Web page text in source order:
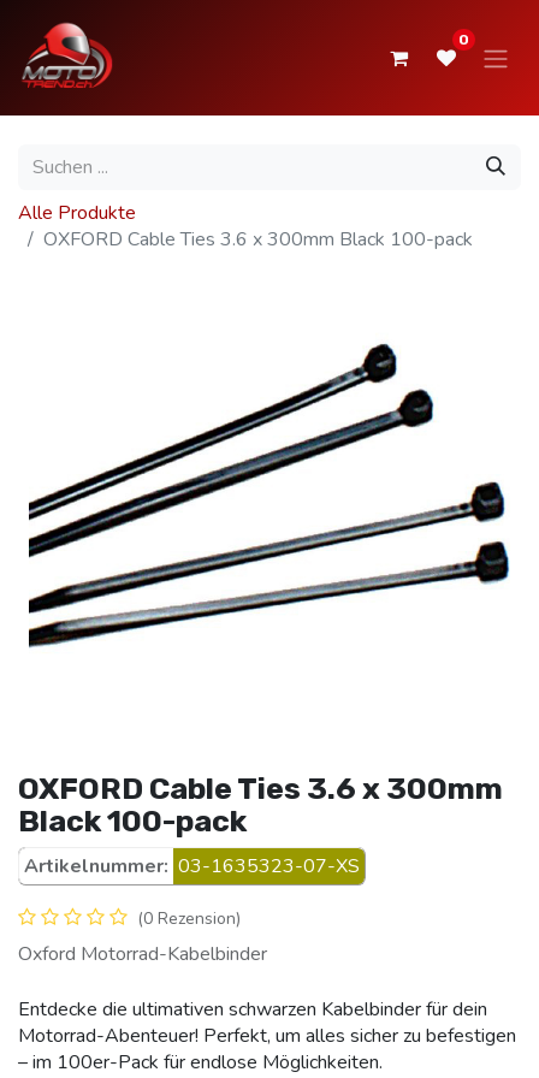
0
Alle Produkte
OXFORD Cable Ties 3.6 x 300mm Black 100-pack
OXFORD Cable Ties 3.6 x 300mm
Black 100-pack
Artikelnummer: 03-1635323-07-XS
(0 Rezension)
Oxford Motorrad-Kabelbinder
Entdecke die ultimativen schwarzen Kabelbinder für dein
Motorrad-Abenteuer! Perfekt, um alles sicher zu befestigen
– im 100er-Pack für endlose Möglichkeiten.